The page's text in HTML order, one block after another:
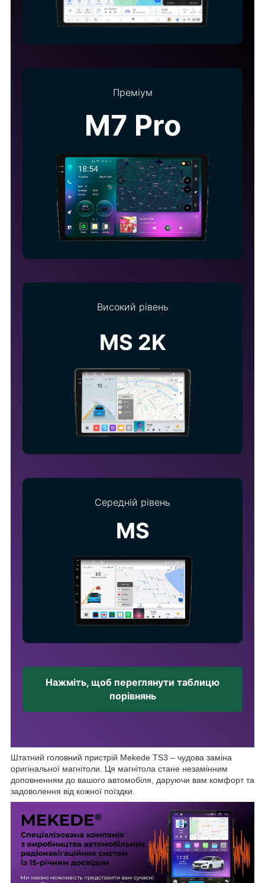
Високий рівень
MS 2K
Преміум
M7 Pro
Середній рівень
MS
Нажміть, щоб переглянути таблицю
порівнянь
Штатний головний пристрій Mekede TS3 – чудова заміна
оригінальної магнітоли. Ця магнітола стане незамінним
доповненням до вашого автомобіля, даруючи вам комфорт та
задоволення від кожної поїздки.